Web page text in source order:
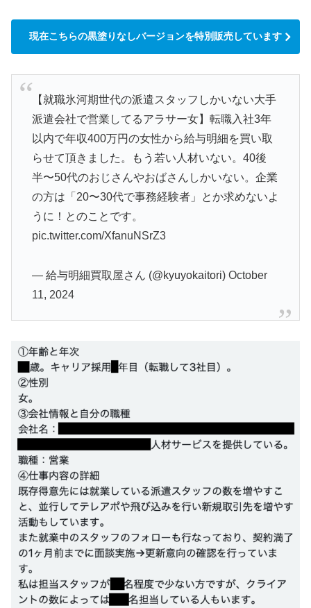
現在こちらの黒塗りなしバージョンを特別販売しています
【就職氷河期世代の派遣スタッフしかいない大手
派遣会社で営業してるアラサー女】転職入社3年
以内で年収400万円の女性から給与明細を買い取
らせて頂きました。もう若い人材いない。40後
半〜50代のおじさんやおばさんしかいない。企業
の方は「20〜30代で事務経験者」とか求めないよ
うに！とのことです。
pic.twitter.com/XfanuNSrZ3
— 給与明細買取屋さん (@kyuyokaitori) October
11, 2024